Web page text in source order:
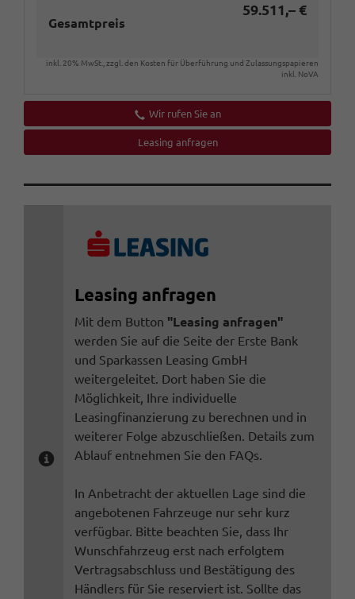
Gesamtpreis
59.511,– €
inkl. 20% MwSt., zzgl. den Kosten für Überführung und Zulassungspapieren
inkl. NoVA
Wir rufen Sie an
Leasing anfragen
Leasing anfragen
Mit dem Button "Leasing anfragen"
werden Sie auf die Seite der Erste Bank
und Sparkassen Leasing GmbH
weitergeleitet. Dort haben Sie die
Möglichkeit, Ihre individuelle
Leasingfinanzierung zu berechnen und in
weiterer Folge abzuschließen. Details zum
Ablauf entnehmen Sie den FAQs.
In Anbetracht der aktuellen Lage sind die
angebotenen Fahrzeuge nur sehr kurz
verfügbar. Bitte beachten Sie, dass Ihr
Wunschfahrzeug erst nach erfolgtem
Vertragsabschluss und Bestätigung des
Händlers für Sie reserviert ist. Sollte das